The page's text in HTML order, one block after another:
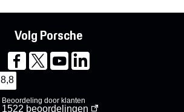
Volg Porsche
8,8
Beoordeling door klanten
1522 beoordelingen